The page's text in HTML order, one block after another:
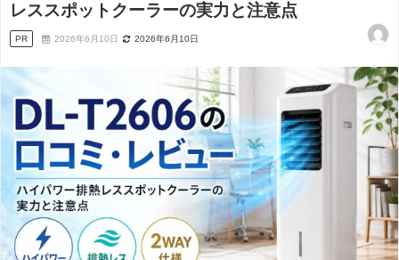
レススポットクーラーの実力と注意点
PR 2026年6月10日 2026年6月10日